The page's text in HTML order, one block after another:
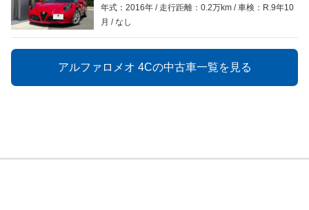
年式：2016年
走行距離：0.2万km
車検：R.9年10
月
なし
アルファロメオ 4Cの中古車一覧を見る